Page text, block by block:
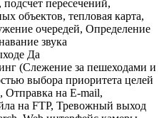
пересечений,
объектов, тепловая карта,
очередей, Определение
звука
Да
(Слежение за пешеходами и
выбора приоритета целей
на E-mail,
на FTP, Тревожный выход